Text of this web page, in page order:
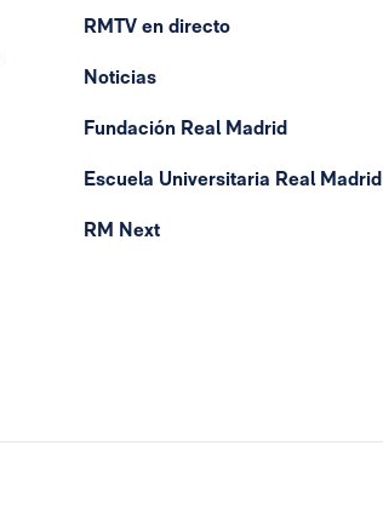
RMTV en directo
Noticias
Fundación Real Madrid
Escuela Universitaria Real Madrid
RM Next